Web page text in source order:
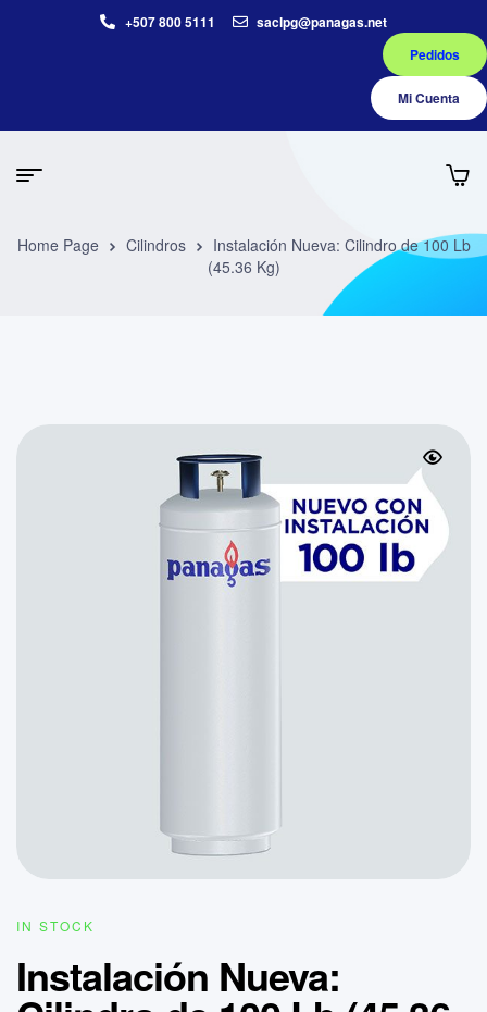
+507 800 5111
saclpg@panagas.net
Pedidos
Mi Cuenta
Home Page Cilindros
Instalación Nueva: Cilindro de 100 Lb
(45.36 Kg)
IN STOCK
Instalación Nueva: